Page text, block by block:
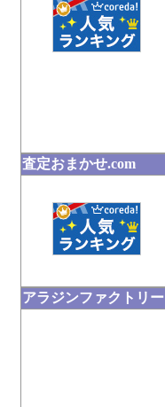
査定おまかせ.com
アラジンファクトリー